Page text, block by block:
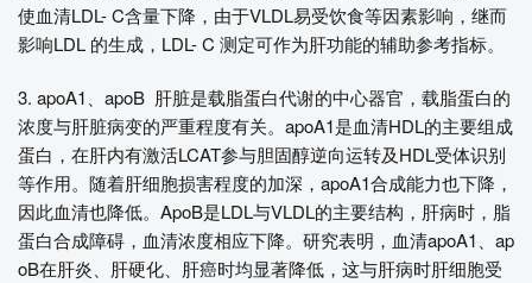
使血清LDL- C含量下降，由于VLDL易受饮食等因素影响，继而
影响LDL 的生成，LDL- C 测定可作为肝功能的辅助参考指标。
3. apoA1、apoB 肝脏是载脂蛋白代谢的中心器官，载脂蛋白的
浓度与肝脏病变的严重程度有关。apoA1是血清HDL的主要组成
蛋白，在肝内有激活LCAT参与胆固醇逆向运转及HDL受体识别
等作用。随着肝细胞损害程度的加深，apoA1合成能力也下降，
因此血清也降低。ApoB是LDL与VLDL的主要结构，肝病时，脂
蛋白合成障碍，血清浓度相应下降。研究表明，血清apoA1、ap
oB在肝炎、肝硬化、肝癌时均显著降低，这与肝病时肝细胞受